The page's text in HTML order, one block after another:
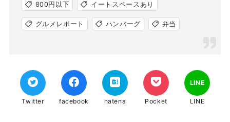
800円以下 イートスペースあり
グルメレポート ハンバーグ 弁当
Twitter facebook hatena Pocket
LINE
LINE